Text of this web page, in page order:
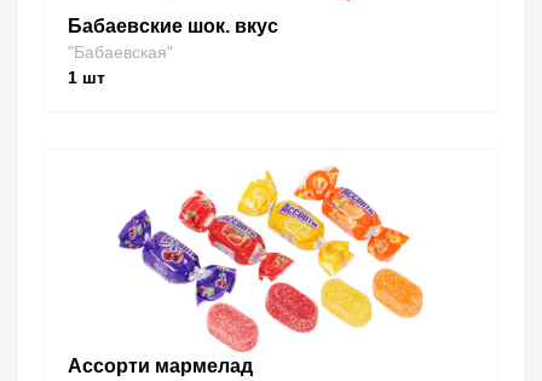
Бабаевские шок. вкус
"Бабаевская"
1 шт
Ассорти мармелад